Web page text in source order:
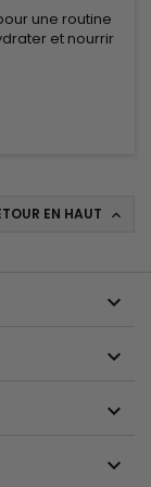
une routine
et nourrir
protéger
100ml à la
dessécher.
peau douce,...
EN HAUT 



